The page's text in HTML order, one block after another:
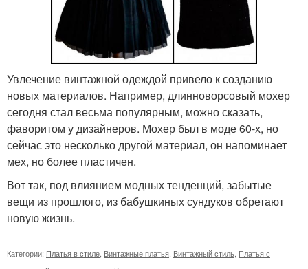
Увлечение винтажной одеждой привело к созданию
новых материалов. Например, длинноворсовый мохер
сегодня стал весьма популярным, можно сказать,
фаворитом у дизайнеров. Мохер был в моде 60-х, но
сейчас это несколько другой материал, он напоминает
мех, но более пластичен.
Вот так, под влиянием модных тенденций, забытые
вещи из прошлого, из бабушкиных сундуков обретают
новую жизнь.
Категории: Платья в стиле Винтажные платья Винтажный стиль Платья с